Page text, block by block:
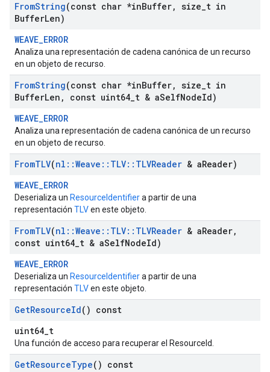
FromString(const char *inBuffer, size t in
BufferLen)
WEAVE_ERROR
Analiza una representación de cadena canónica de un recurso
en un objeto de recurso.
FromString(const char *inBuffer, size t in
BufferLen , const uint64 t & aSelfNodeId)
WEAVE_ERROR
Analiza una representación de cadena canónica de un recurso
en un objeto de recurso.
FromTLV(nl ::Weave :: TLV:: TLVReader & aReader)
WEAVE_ERROR
Deserializa un ResourceIdentifiera partir de una
representación TLVen este objeto.
FromTLV(nl ::Weave :: TLV:: TLVReader & aReader,
const uint64 t & aSelfNodeId)
WEAVE_ERROR
Deserializa un ResourceIdentifiera partir de una
representación TLVen este objeto.
GetResourceId() const
uint64_t
Una función de acceso para recuperar el ResourceId.
GetResourceType() const